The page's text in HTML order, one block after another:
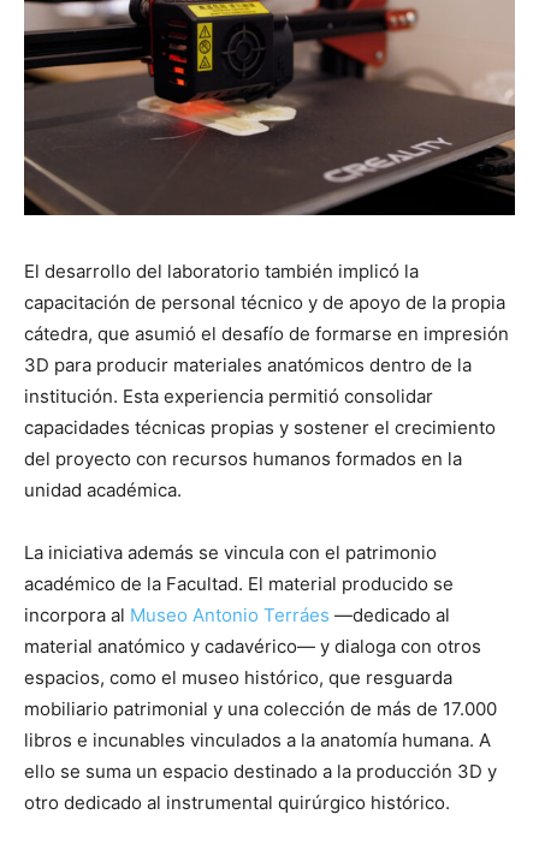
El desarrollo del laboratorio también implicó la
capacitación de personal técnico y de apoyo de la propia
cátedra, que asumió el desafío de formarse en impresión
3D para producir materiales anatómicos dentro de la
institución. Esta experiencia permitió consolidar
capacidades técnicas propias y sostener el crecimiento
del proyecto con recursos humanos formados en la
unidad académica.
La iniciativa además se vincula con el patrimonio
académico de la Facultad. El material producido se
incorpora al Museo Antonio Terráes —dedicado al
material anatómico y cadavérico— y dialoga con otros
espacios, como el museo histórico, que resguarda
mobiliario patrimonial y una colección de más de 17.000
libros e incunables vinculados a la anatomía humana. A
ello se suma un espacio destinado a la producción 3D y
otro dedicado al instrumental quirúrgico histórico.